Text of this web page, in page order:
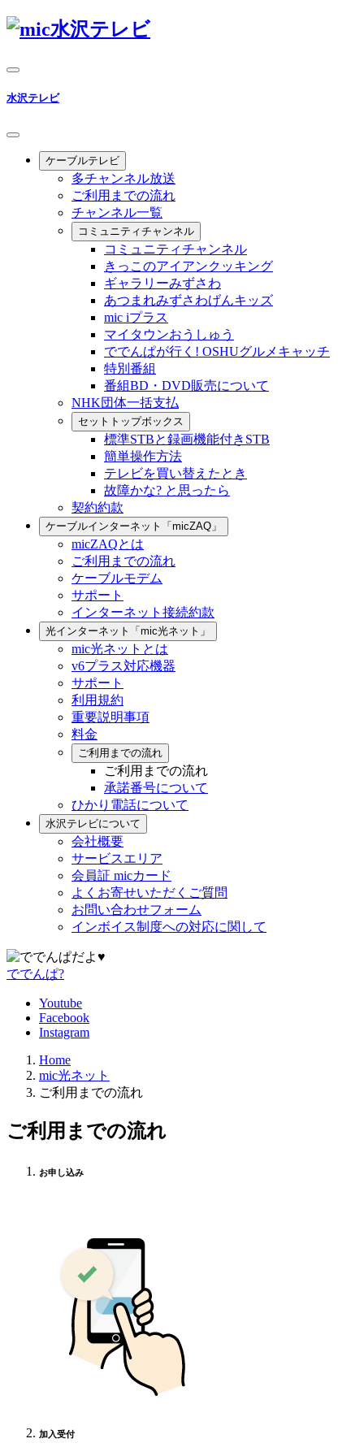
水沢テレビ
ケーブルテレビ
多チャンネル放送
ご利用までの流れ
チャンネル一覧
コミュニティチャンネル
コミュニティチャンネル
きっこのアイアンクッキング
ギャラリーみずさわ
あつまれみずさわげんキッズ
mic iプラス
マイタウンおうしゅう
ででんぱが行く! OSHUグルメキャッチ
特別番組
番組BD・DVD販売について
NHK団体一括支払
セットトップボックス
標準STBと録画機能付きSTB
簡単操作方法
テレビを買い替えたとき
故障かな? と思ったら
契約約款
ケーブルインターネット「micZAQ」
micZAQとは
ご利用までの流れ
ケーブルモデム
サポート
インターネット接続約款
光インターネット「mic光ネット」
mic光ネットとは
v6プラス対応機器
サポート
利用規約
重要説明事項
料金
ご利用までの流れ
ご利用までの流れ
承諾番号について
ひかり電話について
水沢テレビについて
会社概要
サービスエリア
会員証 micカード
よくお寄せいただくご質問
お問い合わせフォーム
インボイス制度への対応に関して
ででんぱ?
Youtube
Facebook
Instagram
Home
mic光ネット
ご利用までの流れ
ご利用までの流れ
お申し込み
加入受付